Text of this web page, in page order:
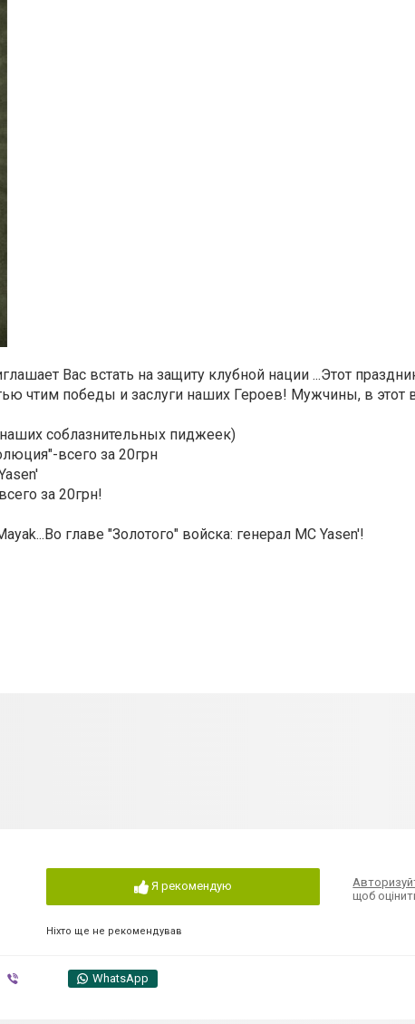
Вас встать на защиту клубной нации ...Этот
чтим победы и заслуги наших Героев! Мужчины, в этот
соблазнительных пиджеек)
всего за 20грн
за 20грн!
главе "Золотого" войска: генерал MC Yasen'!
Я рекомендую
Ніхто ще не рекомендував
щоб
WhatsApp